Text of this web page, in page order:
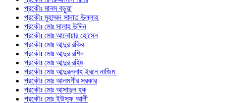
প্রকৌঃ মানস বড়ুয়া
প্রকৌঃ মুহাম্মদ সাদাত উল্লাহ
প্রকৌঃ মোঃ সালাহ উদ্দিন
প্রকৌঃ মোঃ আনোয়ার হোসেন
প্রকৌঃ মোঃ আব্দুর রকিব
প্রকৌঃ মোঃ আব্দুর রশিদ
প্রকৌঃ মোঃ আব্দুর রহিম
প্রকৌঃ মোঃ আব্দুরল্লাহ ইবনে নাজিম
প্রকৌঃ মোঃ আলমগীর সরকার
প্রকৌঃ মোঃ আসাদুল হক
প্রকৌঃ মোঃ ইউসুফ আলী